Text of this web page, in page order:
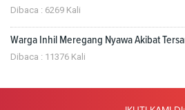
Dibaca : 6269 Kali
Warga Inhil Meregang Nyawa Akibat
Dibaca : 11376 Kali